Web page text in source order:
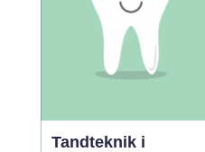
Tandteknik i